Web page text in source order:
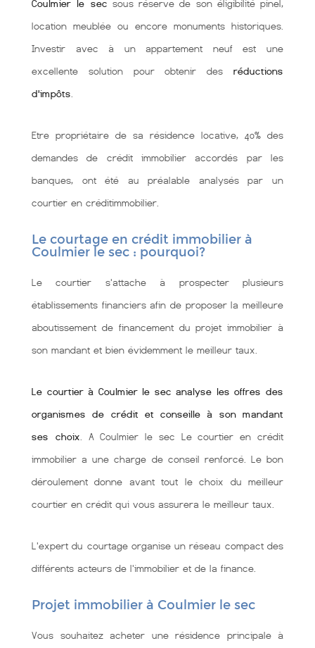
Coulmier le sec sous réserve de son éligibilité pinel,
location meublée ou encore monuments historiques.
Investir avec à un appartement neuf est une
excellente solution pour obtenir des réductions
d'impôts
Etre propriétaire de sa résidence locative, 40% des
demandes de crédit immobilier accordés par les
banques, ont été au préalable analysés par un
courtier en créditimmobilier.
Le courtage en crédit immobilier à
Coulmier le sec : pourquoi?
Le courtier s'attache à prospecter plusieurs
établissements financiers afin de proposer la meilleure
aboutissement de financement du projet immobilier à
son mandant et bien évidemment le meilleur taux.
Le courtier à Coulmier le sec analyse les offres des
organismes de crédit et conseille à son mandant
ses choix . A Coulmier le sec Le courtier en crédit
immobilier a une charge de conseil renforcé. Le bon
déroulement donne avant tout le choix du meilleur
courtier en crédit qui vous assurera le meilleur taux.
L'expert du courtage organise un réseau compact des
différents acteurs de l'immobilier et de la finance.
Projet immobilier à Coulmier le sec
Vous souhaitez acheter une résidence principale à